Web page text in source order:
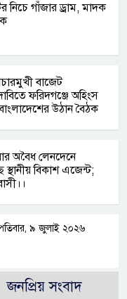
নিচে গাঁজার ড্রাম, মাদক
বাজেট
ফরিদগঞ্জে অহিংস
উঠান বৈঠক
অবৈধ লেনদেনে
বিকাশ এজেন্ট;
৯ জুলাই ২০২৬
জনপ্রিয় সংবাদ